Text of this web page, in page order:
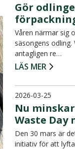
Gör
Våren närmar sig
säsongens
antagligen re…
LÄS MER
2026-03-25
Nu
Waste Day
Den 30 mars är
initiativ för att